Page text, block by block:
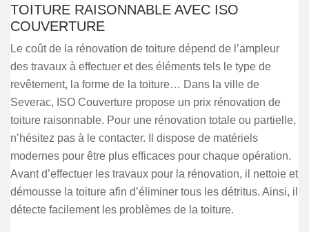
TOITURE RAISONNABLE AVEC ISO
COUVERTURE
Le coût de la rénovation de toiture dépend de l’ampleur
des travaux à effectuer et des éléments tels le type de
revêtement, la forme de la toiture… Dans la ville de
Severac, ISO Couverture propose un prix rénovation de
toiture raisonnable. Pour une rénovation totale ou partielle,
n’hésitez pas à le contacter. Il dispose de matériels
modernes pour être plus efficaces pour chaque opération.
Avant d’effectuer les travaux pour la rénovation, il nettoie et
démousse la toiture afin d’éliminer tous les détritus. Ainsi, il
détecte facilement les problèmes de la toiture.